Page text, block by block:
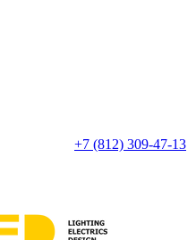
+7 (812) 309-47-13